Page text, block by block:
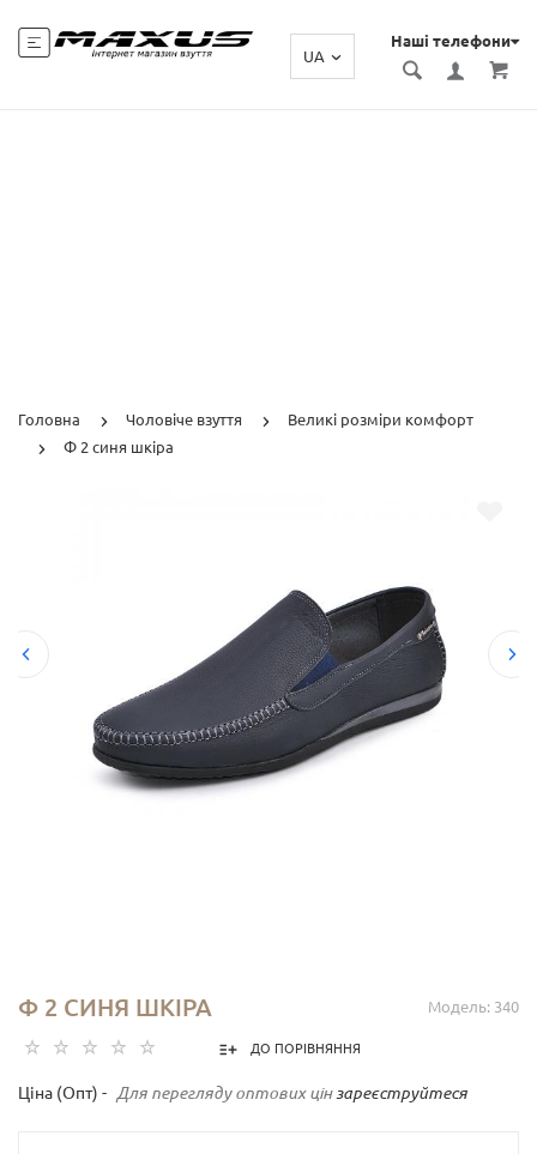
Наші телефони
UA
Головна Чоловіче взуття
Великі розміри комфорт
Ф 2 синя шкіра
Модель: 340
Ф 2 СИНЯ ШКІРА
ДО ПОРІВНЯННЯ
Ціна (Опт) - Для перегляду оптових цін зареєструйтеся